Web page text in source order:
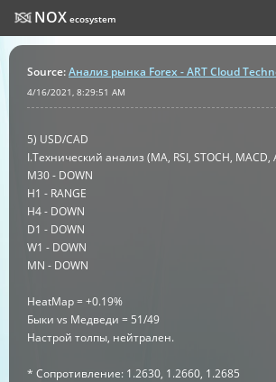
NOX ecosystem
Source:Анализ рынка Forex - ART Cloud
4/16/2021, 8:29:51 AM
5) USD/CAD
I.Технический анализ (MA, RSI, STOCH, MACD,
M30 - DOWN
H1 - RANGE
H4 - DOWN
D1 - DOWN
W1 - DOWN
MN - DOWN
HeatMap = +0.19%
Быки vs Медведи = 51/49
Настрой толпы, нейтрален.
* Сопротивление: 1.2630, 1.2660, 1.2685